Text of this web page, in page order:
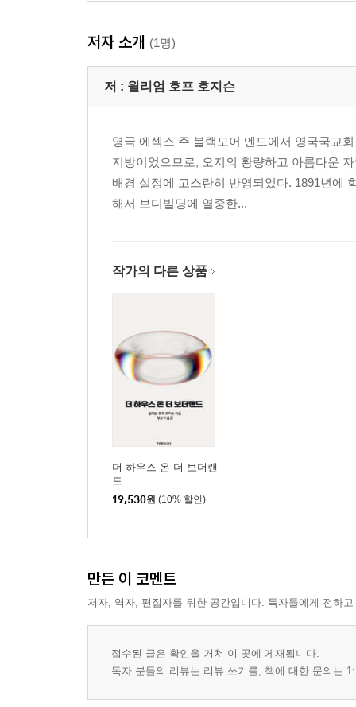
저자 소개 (1명)
저 : 윌리엄 호프 호지슨
영국 에섹스 주 블랙모어 엔드에서 영국국교
지방이었으므로, 오지의 황량하고 아름다운
배경 설정에 고스란히 반영되었다. 1891년에
해서 보디빌딩에 열중한...
작가의 다른 상품
더 하우스 온 더 보더랜
드
19,530원 (10% 할인)
만든 이 코멘트
저자, 역자, 편집자를 위한 공간입니다. 독자들에게 전하
접수된 글은 확인을 거쳐 이 곳에 게재됩니다.
독자 분들의 리뷰는 리뷰 쓰기를, 책에 대한 문의는